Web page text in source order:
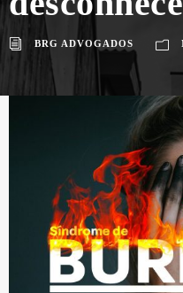
BRG ADVOGADOS